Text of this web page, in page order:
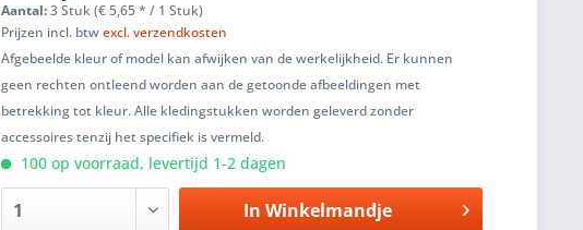
Aantal:3 Stuk (€ 5,65 * / 1 Stuk)
Prijzen incl. btwexcl. verzendkosten
Afgebeelde kleur of model kan afwijken van de werkelijkheid. Er kunnen
geen rechten ontleend worden aan de getoonde afbeeldingen met
betrekking tot kleur. Alle kledingstukken worden geleverd zonder
accessoires tenzij het specifiek is vermeld.
100 op voorraad, levertijd 1-2 dagen
In Winkelmandje